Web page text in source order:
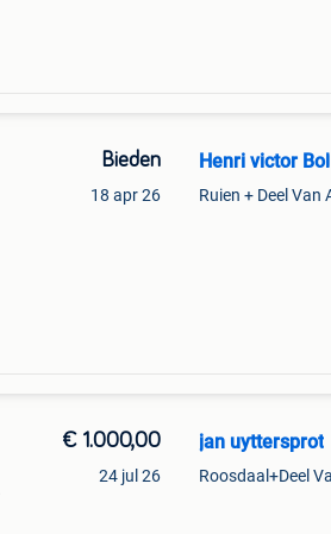
Bieden
18 apr 26
Henri victor Bol
€ 1.000,00
24 jul 26
jan uyttersprot